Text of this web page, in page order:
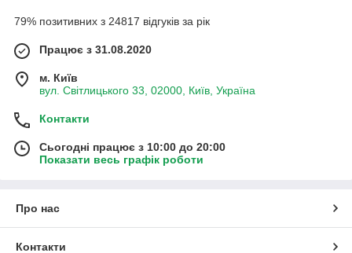
79% позитивних з 24817 відгуків за рік
Працює з 31.08.2020
м. Київ
вул. Світлицького 33, 02000, Київ, Україна
Контакти
Сьогодні працює з 10:00 до 20:00
Показати весь графік роботи
Про нас
Контакти